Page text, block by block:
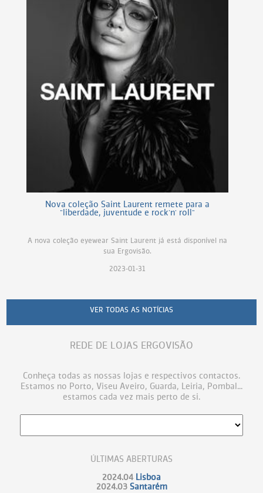
Nova coleção Saint Laurent remete para a
"liberdade, juventude e rock'n' roll"
A nova coleção eyewear Saint Laurent já está disponível na
sua Ergovisão.
2023-01-31
VER TODAS AS NOTÍCIAS
REDE DE LOJAS ERGOVISÃO
Conheça todas as nossas lojas e respectivos contactos.
Estamos no Porto, Viseu Aveiro, Guarda, Leiria, Pombal...
estamos cada vez mais perto de si.
ÚLTIMAS ABERTURAS
2024.04 Lisboa
2024.03 Santarém